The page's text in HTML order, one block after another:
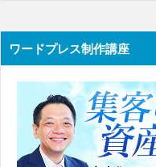
ワードプレス制作講座